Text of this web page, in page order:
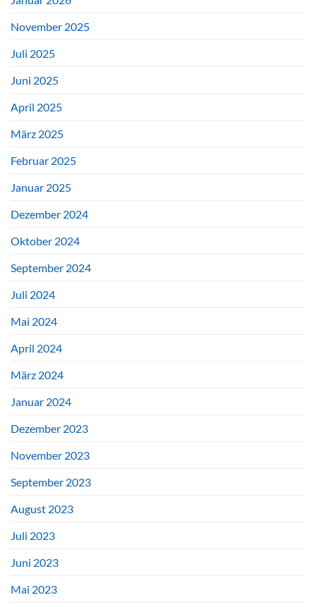
November 2025
Juli 2025
Juni 2025
April 2025
März 2025
Februar 2025
Januar 2025
Dezember 2024
Oktober 2024
September 2024
Juli 2024
Mai 2024
April 2024
März 2024
Januar 2024
Dezember 2023
November 2023
September 2023
August 2023
Juli 2023
Juni 2023
Mai 2023